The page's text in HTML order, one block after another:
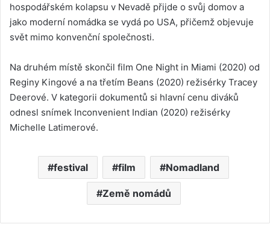
hospodářském kolapsu v Nevadě přijde o svůj domov a
jako moderní nomádka se vydá po USA, přičemž objevuje
svět mimo konvenční společnosti.
Na druhém místě skončil film One Night in Miami (2020) od
Reginy Kingové a na třetím Beans (2020) režisérky Tracey
Deerové. V kategorii dokumentů si hlavní cenu diváků
odnesl snímek Inconvenient Indian (2020) režisérky
Michelle Latimerové.
festival film Nomadland
Země nomádů